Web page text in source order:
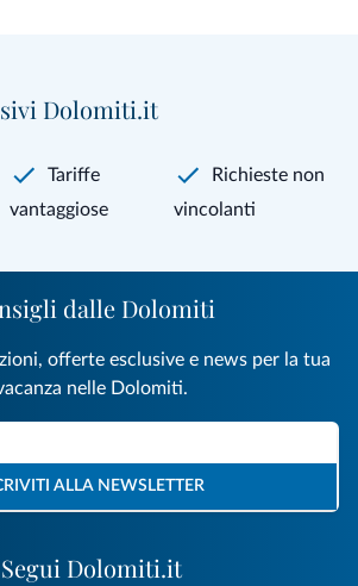
Dolomiti.it
Tariffe
vantaggiose
Richieste non
vincolanti
Segui Dolomiti.it
dalle Dolomiti
offerte esclusive e news per la tua
nelle Dolomiti.
ALLA NEWSLETTER